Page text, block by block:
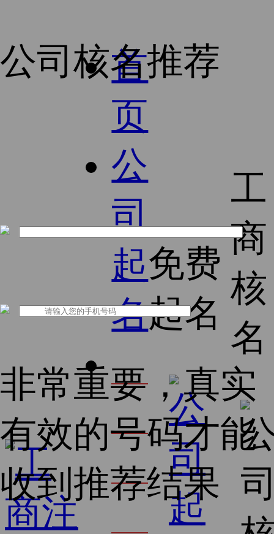
首
页
公
司
起
名
公
司
核
名
免费
起名
工
商
核
名
公司核名推荐
非常重要，真实
有效的号码才能
收到推荐结果